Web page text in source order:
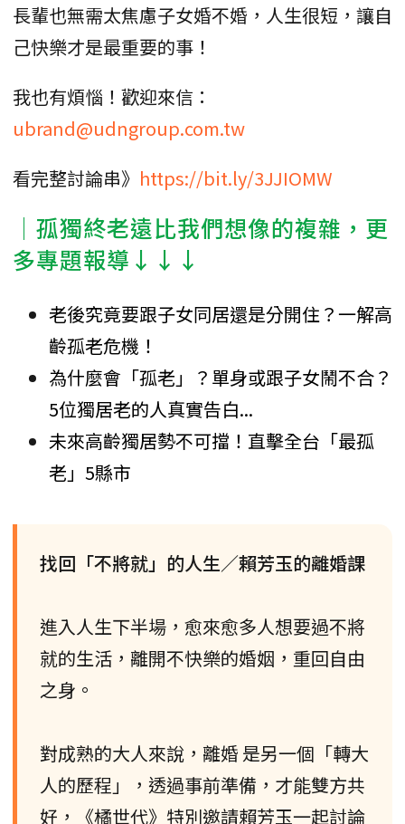
長輩也無需太焦慮子女婚不婚，人生很短，讓自
己快樂才是最重要的事！
我也有煩惱！歡迎來信：
ubrand@udngroup.com.tw
看完整討論串》 https://bit.ly/3JJIOMW
│孤獨終老遠比我們想像的複雜，更
多專題報導↓↓↓
老後究竟要跟子女同居還是分開住？一解高
齡孤老危機！
為什麼會「孤老」？單身或跟子女鬧不合？
5位獨居老的人真實告白...
未來高齡獨居勢不可擋！直擊全台「最孤
老」5縣市
找回「不將就」的人生／賴芳玉的離婚課
進入人生下半場，愈來愈多人想要過不將
就的生活，離開不快樂的婚姻，重回自由
之身。
對成熟的大人來說，離婚 是另一個「轉大
人的歷程」，透過事前準備，才能雙方共
好，《橘世代》特別邀請賴芳玉一起討論